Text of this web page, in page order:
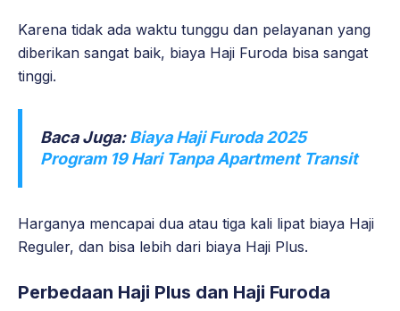
Karena tidak ada waktu tunggu dan pelayanan yang
diberikan sangat baik, biaya Haji Furoda bisa sangat
tinggi.
Baca Juga:Biaya Haji Furoda 2025
Program 19 Hari Tanpa Apartment Transit
Harganya mencapai dua atau tiga kali lipat biaya Haji
Reguler, dan bisa lebih dari biaya Haji Plus.
Perbedaan Haji Plus dan Haji Furoda